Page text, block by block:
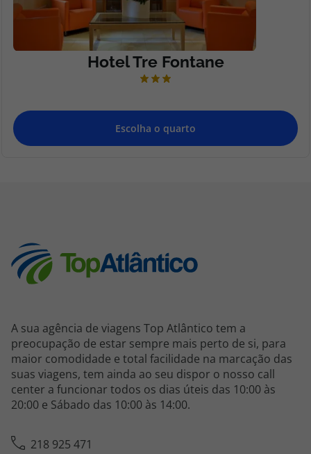
A sua agência de viagens Top Atlântico tem a
preocupação de estar sempre mais perto de si, para
maior comodidade e total facilidade na marcação das
suas viagens, tem ainda ao seu dispor o nosso call
center a funcionar todos os dias úteis das 10:00 às
20:00 e Sábado das 10:00 às 14:00.
218 925 471